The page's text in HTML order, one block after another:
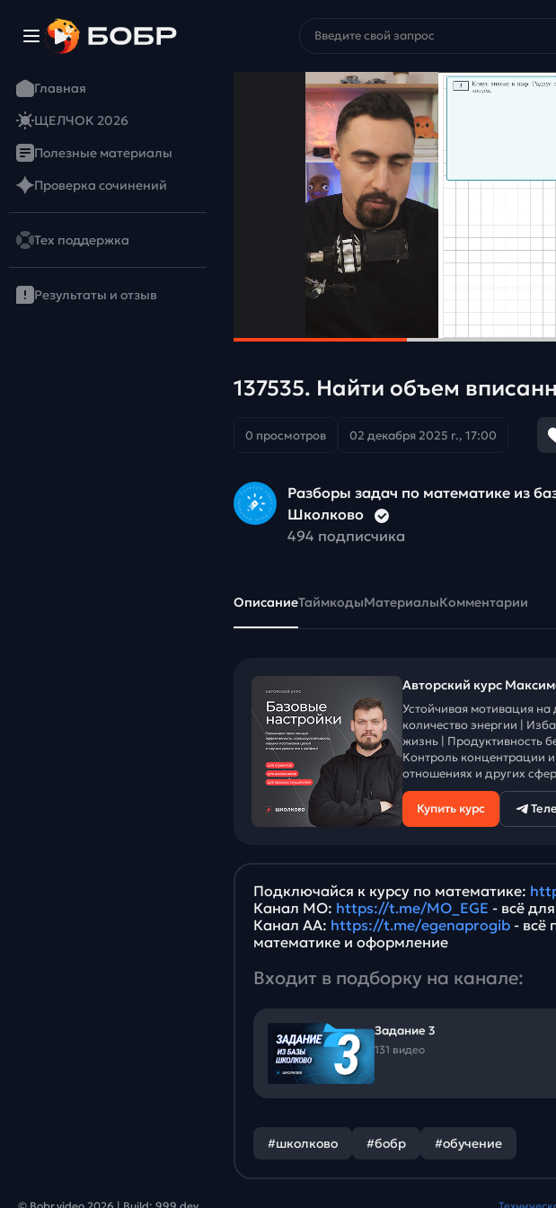
Главная
ЩЕЛЧОК 2026
Полезные материалы
Проверка сочинений
Тех поддержка
Результаты и отзыв
137535. Найти объем
0 просмотров 02 декабря 2025 г., 17:00
Разборы задач по математике из
Школково
494 подписчика
ОписаниеТаймкодыМатериалыКомментарии
Авторский курс
Устойчивая мотивация
количество энергии |
жизнь | Продуктивность
Контроль концентрации
отношениях и других
Купить курс
Подключайся к курсу по математике:
Канал МО: https://t.me/MO_EGE - всё
Канал АА: https://t.me/egenaprogib - всё
математике и оформление
Входит в подборку на канале:
Задание 3
131 видео
#школково #бобр #обучение